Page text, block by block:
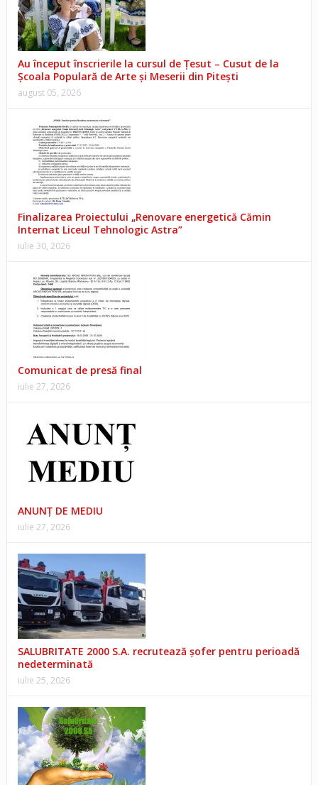
Au început înscrierile la cursul de Țesut – Cusut de la
Școala Populară de Arte și Meserii din Pitești
august 05, 2026
Finalizarea Proiectului „Renovare energetică Cămin
Internat Liceul Tehnologic Astra”
iulie 30, 2026
Comunicat de presă final
iulie 27, 2026
ANUNŢ DE MEDIU
iulie 27, 2026
SALUBRITATE 2000 S.A. recrutează șofer pentru perioadă
nedeterminată
iulie 25, 2026